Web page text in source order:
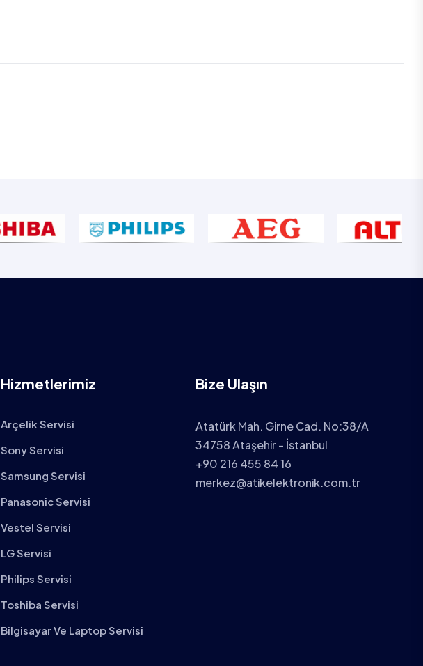
Hizmetlerimiz
Arçelik Servisi
Sony Servisi
Samsung Servisi
Panasonic Servisi
Vestel Servisi
LG Servisi
Philips Servisi
Toshiba Servisi
Bilgisayar Ve Laptop Servisi
Bize Ulaşın
Atatürk Mah. Girne Cad. No:38/A
34758 Ataşehir - İstanbul
+90 216 455 84 16
merkez@atikelektronik.com.tr